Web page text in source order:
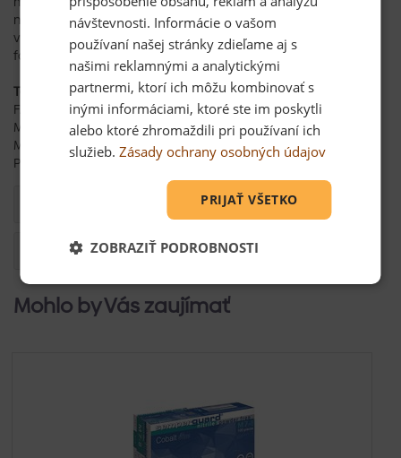
norma: EN 388 2141X
veľkosť: 8–10
farba: červená
Technické parametre:
FARBA Červená
MÁČANIE Latex
MATERIÁL Nylon
PROSTREDIE Suché
Otázka
Mohlo by Vás zaujímať
návštevnosti. Informácie o vašom
používaní našej stránky zdieľame aj s
našimi reklamnými a analytickými
partnermi, ktorí ich môžu kombinovať s
inými informáciami, ktoré ste im poskytli
alebo ktoré zhromaždili pri používaní ich
služieb.Zásady ochrany osobných údajov
PRIJAŤ VŠETKO
ZOBRAZIŤ PODROBNOSTI